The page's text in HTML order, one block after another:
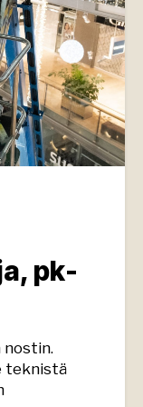
pk-
nostin.
teknistä